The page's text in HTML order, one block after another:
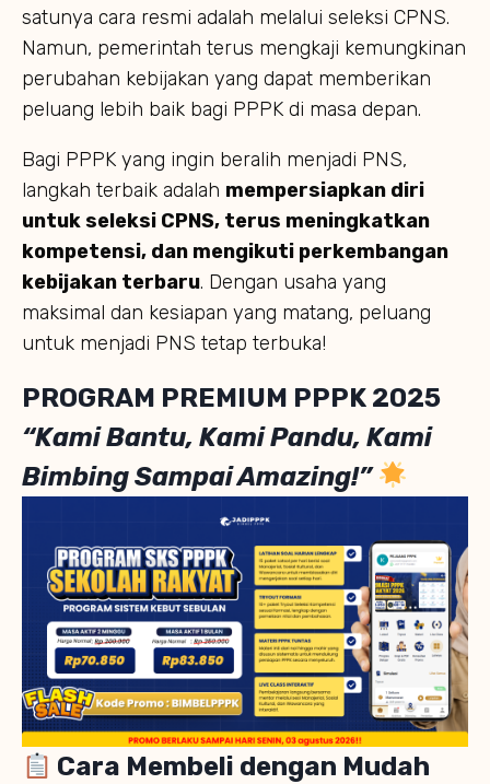
satunya cara resmi adalah melalui seleksi CPNS.
Namun, pemerintah terus mengkaji kemungkinan
perubahan kebijakan yang dapat memberikan
peluang lebih baik bagi PPPK di masa depan.
Bagi PPPK yang ingin beralih menjadi PNS,
langkah terbaik adalah mempersiapkan diri
untuk seleksi CPNS, terus meningkatkan
kompetensi, dan mengikuti perkembangan
kebijakan terbaru. Dengan usaha yang
maksimal dan kesiapan yang matang, peluang
untuk menjadi PNS tetap terbuka!
PROGRAM PREMIUM PPPK 2025
“Kami Bantu, Kami Pandu, Kami
Bimbing Sampai Amazing!”
Cara Membeli dengan Mudah